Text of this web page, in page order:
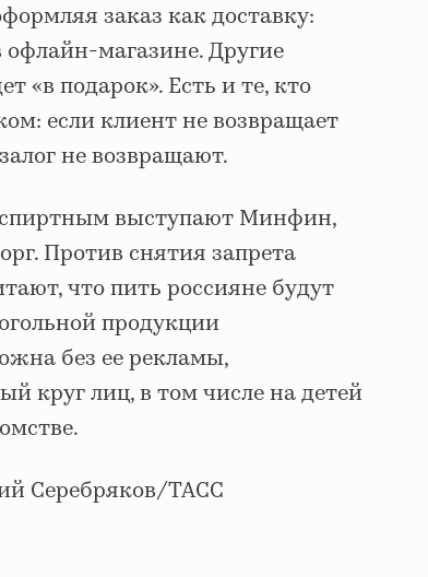
заказ как доставку:
магазине. Другие
«в подарок». Есть и те, кто
если клиент не возвращает
не возвращают.
спиртным выступают Минфин,
Против снятия запрета
что пить россияне будут
продукции
без ее рекламы,
круг лиц, в том числе на детей
Серебряков/ТАСС